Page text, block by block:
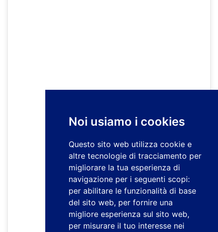
Noi usiamo i cookies
Questo sito web utilizza cookie e
altre tecnologie di tracciamento per
migliorare la tua esperienza di
navigazione per i seguenti scopi:
per abilitare le funzionalità di base
del sito web, per fornire una
migliore esperienza sul sito web,
per misurare il tuo interesse nei